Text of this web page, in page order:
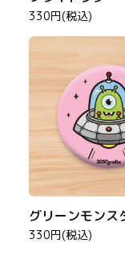
330円(税込)
グリーンモンス
330円(税込)